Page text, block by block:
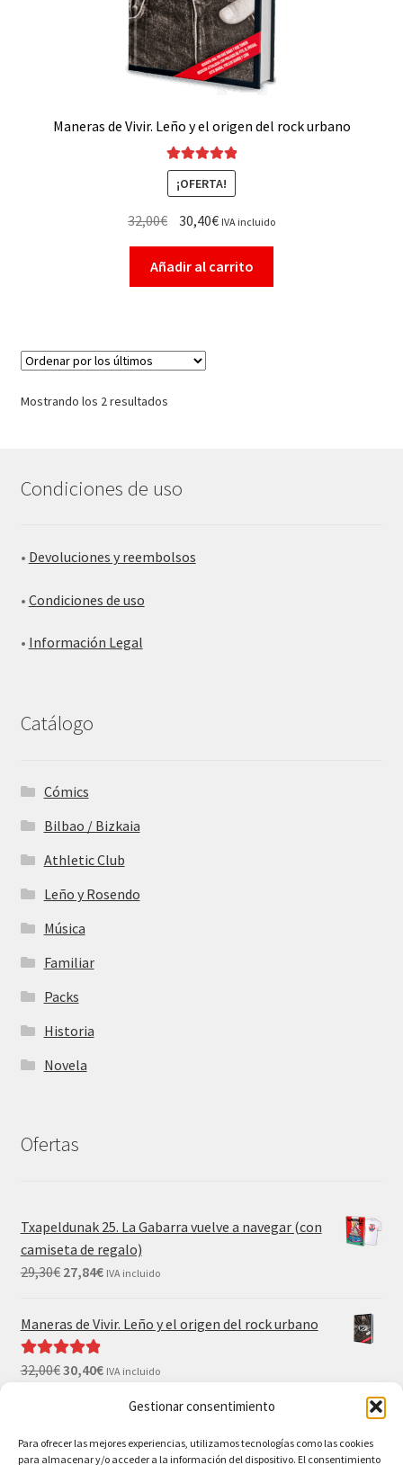
Gestionar consentimiento
Para ofrecer las mejores experiencias, utilizamos tecnologías como las cookies
para almacenar y/o acceder a la información del dispositivo. El consentimiento
Maneras de Vivir. Leño y el origen del rock urbano
Valorado con
5.00de 5
¡OFERTA!
32,00€ 30,40€ IVA incluido
Añadir al carrito
Mostrando los 2 resultados
Condiciones de uso
• Devoluciones y reembolsos
• Condiciones de uso
• Información Legal
Catálogo
Cómics
Bilbao / Bizkaia
Athletic Club
Leño y Rosendo
Música
Familiar
Packs
Historia
Novela
Ofertas
Txapeldunak 25. La Gabarra vuelve a navegar (con
camiseta de regalo)
29,30€ 27,84€ IVA incluido
Maneras de Vivir. Leño y el origen del rock urbano
Valorado con
32,00€30,40€ IVA incluido
camiseta y postales de regalo)